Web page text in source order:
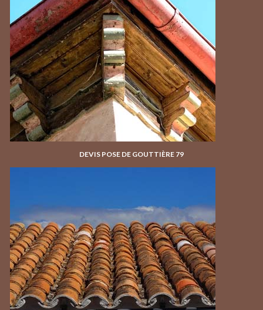
DEVIS POSE DE GOUTTIÈRE 79